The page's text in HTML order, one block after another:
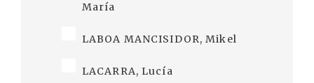
María
LABOA MANCISIDOR, Mikel
LACARRA, Lucía